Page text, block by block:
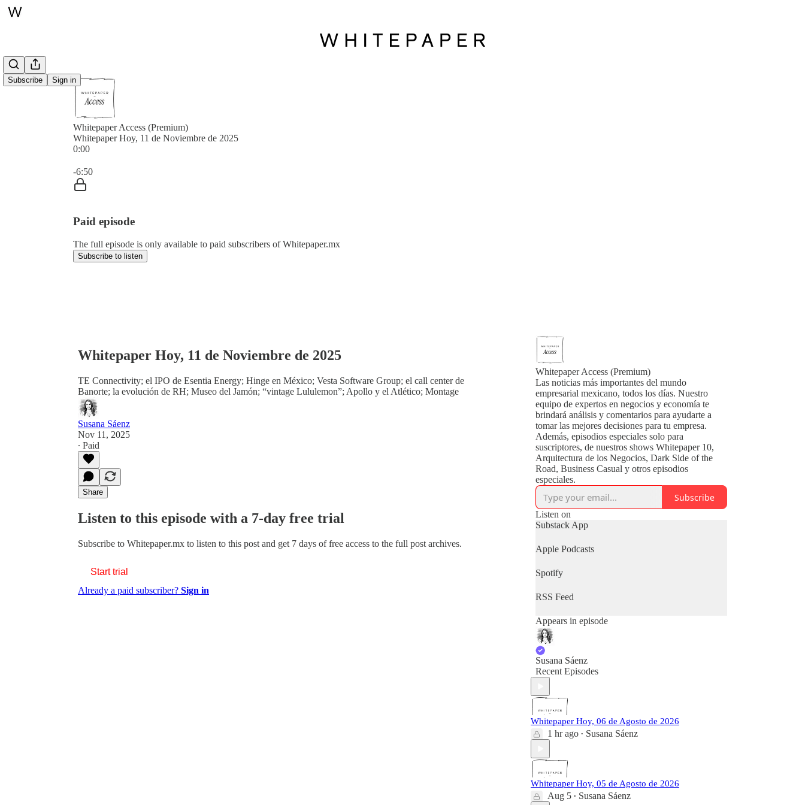
Subscribe Sign in
Whitepaper Access (Premium)
Whitepaper Hoy, 11 de Noviembre de 2025
0:00
-6:50
Paid episode
The full episode is only available to paid subscribers of Whitepaper.mx
Subscribe to listen
Whitepaper Hoy, 11 de Noviembre de 2025
TE Connectivity; el IPO de Esentia Energy; Hinge en México; Vesta Software Group; el call center de
Banorte; la evolución de RH; Museo del Jamón; “vintage Lululemon”; Apollo y el Atlético; Montage
Susana Sáenz
Nov 11, 2025
∙ Paid
Share
Listen to this episode with a 7-day free trial
Subscribe to Whitepaper.mx to listen to this post and get 7 days of free access to the full post archives.
Start trial
Already a paid subscriber? Sign in
Whitepaper Access (Premium)
Las noticias más importantes del mundo
empresarial mexicano, todos los días. Nuestro
equipo de expertos en negocios y economía te
brindará análisis y comentarios para ayudarte a
tomar las mejores decisiones para tu empresa.
Además, episodios especiales solo para
suscriptores, de nuestros shows Whitepaper 10,
Arquitectura de los Negocios, Dark Side of the
Road, Business Casual y otros episodios
especiales.
Subscribe
Listen on
Substack App
Apple Podcasts
Spotify
RSS Feed
Appears in episode
Susana Sáenz
Recent Episodes
Whitepaper Hoy, 06 de Agosto de 2026
1 hr ago • Susana Sáenz
Whitepaper Hoy, 05 de Agosto de 2026
Aug 5 • Susana Sáenz